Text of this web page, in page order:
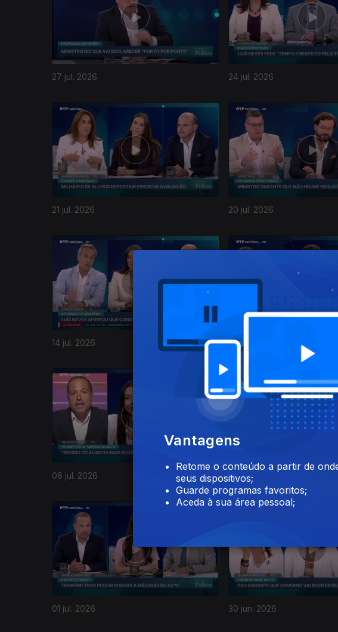
27 jul. 2026 24 jul. 2026
21 jul. 2026 20 jul. 2026
942974
14 jul. 2026 13 jul. 2026
08 jul. 2026 07 jul. 2026
01 jul. 2026 30 jun. 2026
939336
Vantagens
Retome o conteúdo a partir de
seus dispositivos;
Guarde programas favoritos;
Aceda à sua área pessoal;